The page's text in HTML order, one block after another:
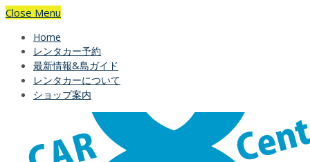
Close Menu
Home
レンタカー予約
最新情報&島ガイド
レンタカーについて
ショップ案内